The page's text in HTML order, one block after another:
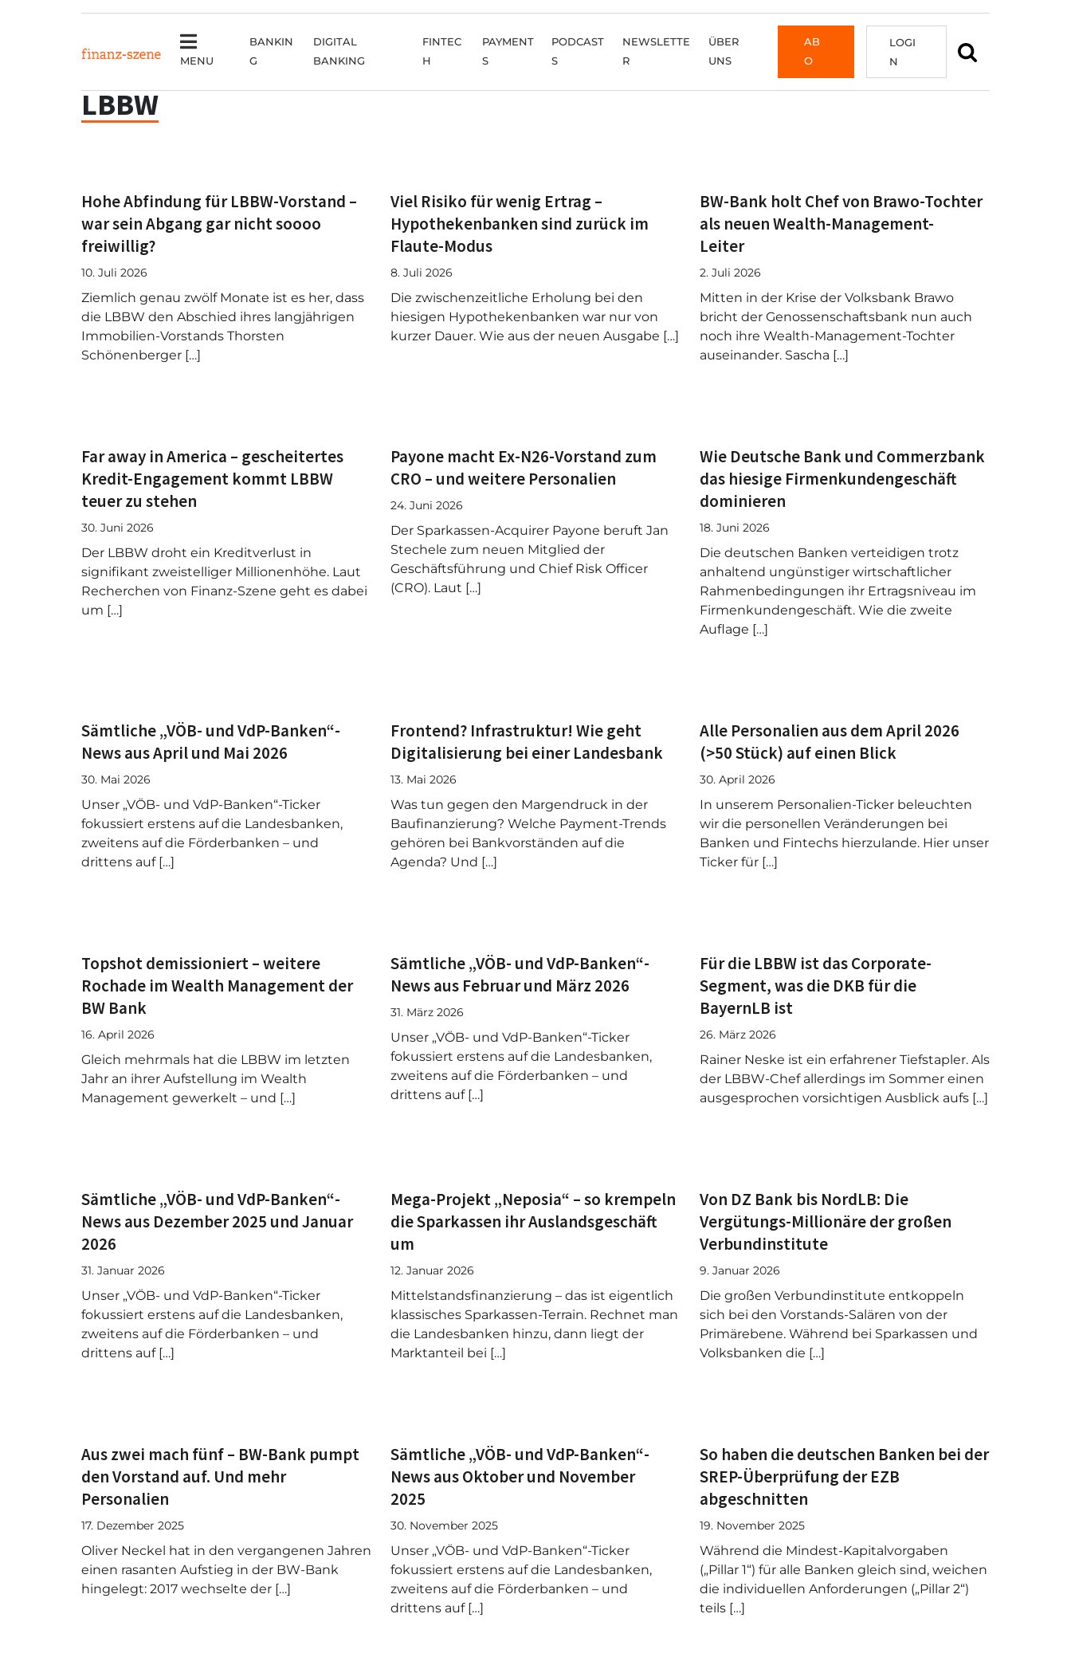
MENU
BANKIN
G
DIGITAL
BANKING
FINTEC
H
PAYMENT
S
PODCAST
S
NEWSLETTE
R
ÜBER
UNS
AB
O
LOGI
N
LBBW
Hohe Abfindung für LBBW-Vorstand –
war sein Abgang gar nicht soooo
freiwillig?
10. Juli 2026
Ziemlich genau zwölf Monate ist es her, dass
die LBBW den Abschied ihres langjährigen
Immobilien-Vorstands Thorsten
Schönenberger […]
Viel Risiko für wenig Ertrag –
Hypothekenbanken sind zurück im
Flaute-Modus
8. Juli 2026
Die zwischenzeitliche Erholung bei den
hiesigen Hypothekenbanken war nur von
kurzer Dauer. Wie aus der neuen Ausgabe […]
BW-Bank holt Chef von Brawo-Tochter
als neuen Wealth-Management-
Leiter
2. Juli 2026
Mitten in der Krise der Volksbank Brawo
bricht der Genossenschaftsbank nun auch
noch ihre Wealth-Management-Tochter
auseinander. Sascha […]
Far away in America – gescheitertes
Kredit-Engagement kommt LBBW
teuer zu stehen
30. Juni 2026
Der LBBW droht ein Kreditverlust in
signifikant zweistelliger Millionenhöhe. Laut
Recherchen von Finanz-Szene geht es dabei
um […]
Payone macht Ex-N26-Vorstand zum
CRO – und weitere Personalien
24. Juni 2026
Der Sparkassen-Acquirer Payone beruft Jan
Stechele zum neuen Mitglied der
Geschäftsführung und Chief Risk Officer
(CRO). Laut […]
Wie Deutsche Bank und Commerzbank
das hiesige Firmenkundengeschäft
dominieren
18. Juni 2026
Die deutschen Banken verteidigen trotz
anhaltend ungünstiger wirtschaftlicher
Rahmenbedingungen ihr Ertragsniveau im
Firmenkundengeschäft. Wie die zweite
Auflage […]
Sämtliche „VÖB- und VdP-Banken“-
News aus April und Mai 2026
30. Mai 2026
Unser „VÖB- und VdP-Banken“-Ticker
fokussiert erstens auf die Landesbanken,
zweitens auf die Förderbanken – und
drittens auf […]
Frontend? Infrastruktur! Wie geht
Digitalisierung bei einer Landesbank
13. Mai 2026
Was tun gegen den Margendruck in der
Baufinanzierung? Welche Payment-Trends
gehören bei Bankvorständen auf die
Agenda? Und […]
Alle Personalien aus dem April 2026
(>50 Stück) auf einen Blick
30. April 2026
In unserem Personalien-Ticker beleuchten
wir die personellen Veränderungen bei
Banken und Fintechs hierzulande. Hier unser
Ticker für […]
Topshot demissioniert – weitere
Rochade im Wealth Management der
BW Bank
16. April 2026
Gleich mehrmals hat die LBBW im letzten
Jahr an ihrer Aufstellung im Wealth
Management gewerkelt – und […]
Sämtliche „VÖB- und VdP-Banken“-
News aus Februar und März 2026
31. März 2026
Unser „VÖB- und VdP-Banken“-Ticker
fokussiert erstens auf die Landesbanken,
zweitens auf die Förderbanken – und
drittens auf […]
Für die LBBW ist das Corporate-
Segment, was die DKB für die
BayernLB ist
26. März 2026
Rainer Neske ist ein erfahrener Tiefstapler. Als
der LBBW-Chef allerdings im Sommer einen
ausgesprochen vorsichtigen Ausblick aufs […]
Sämtliche „VÖB- und VdP-Banken“-
News aus Dezember 2025 und Januar
2026
31. Januar 2026
Unser „VÖB- und VdP-Banken“-Ticker
fokussiert erstens auf die Landesbanken,
zweitens auf die Förderbanken – und
drittens auf […]
Mega-Projekt „Neposia“ – so krempeln
die Sparkassen ihr Auslandsgeschäft
um
12. Januar 2026
Mittelstandsfinanzierung – das ist eigentlich
klassisches Sparkassen-Terrain. Rechnet man
die Landesbanken hinzu, dann liegt der
Marktanteil bei […]
Von DZ Bank bis NordLB: Die
Vergütungs-Millionäre der großen
Verbundinstitute
9. Januar 2026
Die großen Verbundinstitute entkoppeln
sich bei den Vorstands-Salären von der
Primärebene. Während bei Sparkassen und
Volksbanken die […]
Aus zwei mach fünf – BW-Bank pumpt
den Vorstand auf. Und mehr
Personalien
17. Dezember 2025
Oliver Neckel hat in den vergangenen Jahren
einen rasanten Aufstieg in der BW-Bank
hingelegt: 2017 wechselte der […]
Sämtliche „VÖB- und VdP-Banken“-
News aus Oktober und November
2025
30. November 2025
Unser „VÖB- und VdP-Banken“-Ticker
fokussiert erstens auf die Landesbanken,
zweitens auf die Förderbanken – und
drittens auf […]
So haben die deutschen Banken bei der
SREP-Überprüfung der EZB
abgeschnitten
19. November 2025
Während die Mindest-Kapitalvorgaben
(„Pillar 1“) für alle Banken gleich sind, weichen
die individuellen Anforderungen („Pillar 2“)
teils […]